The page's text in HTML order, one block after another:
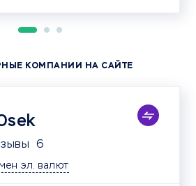
КОМПАНИИ НА САЙТЕ
6
эл. валют